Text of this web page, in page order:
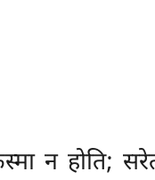
न होति;